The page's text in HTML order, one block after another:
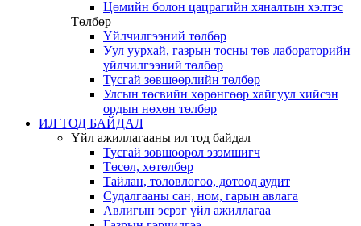
Цөмийн болон цацрагийн хяналтын хэлтэс
Төлбөр
Үйлчилгээний төлбөр
Уул уурхай, газрын тосны төв лабораторийн
үйлчилгээний төлбөр
Тусгай зөвшөөрлийн төлбөр
Улсын төсвийн хөрөнгөөр хайгуул хийсэн
ордын нөхөн төлбөр
ИЛ ТОД БАЙДАЛ
Үйл ажиллагааны ил тод байдал
Тусгай зөвшөөрөл эзэмшигч
Төсөл, хөтөлбөр
Тайлан, төлөвлөгөө, дотоод аудит
Судалгааны сан, ном, гарын авлага
Авлигын эсрэг үйл ажиллагаа